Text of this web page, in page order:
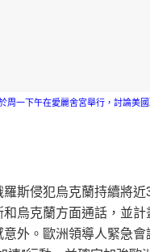
周一下午在愛麗舍宮舉行，討論美
羅斯侵犯烏克蘭持續將
和烏克蘭方面通話，並
意外。歐洲領導人緊急